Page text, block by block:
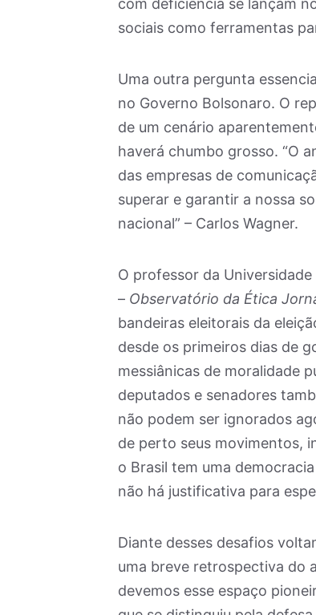
com deficiência se lançam
sociais como ferramentas
Uma outra pergunta
no Governo Bolsonaro. O
de um cenário
haverá chumbo grosso. “O
das empresas de
superar e garantir a nossa
nacional” – Carlos Wagner.
O professor da
– Observatório da Ética
bandeiras eleitorais da
desde os primeiros dias de
messiânicas de moralidade
deputados e senadores
não podem ser ignorados
de perto seus movimentos,
o Brasil tem uma
não há justificativa para
Diante desses desafios
uma breve retrospectiva do
devemos esse espaço